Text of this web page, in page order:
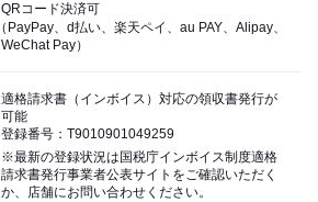
QRコード決済可
（PayPay、d払い、楽天ペイ、au PAY、Alipay、
WeChat Pay）
適格請求書（インボイス）対応の領収書発行が
可能
登録番号：T9010901049259
※最新の登録状況は国税庁インボイス制度適格
請求書発行事業者公表サイトをご確認いただく
か、店舗にお問い合わせください。